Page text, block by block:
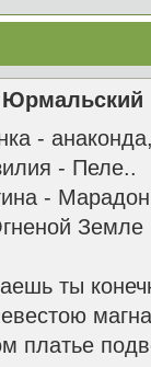
-
- Пеле..
-
Земле
ты
платье